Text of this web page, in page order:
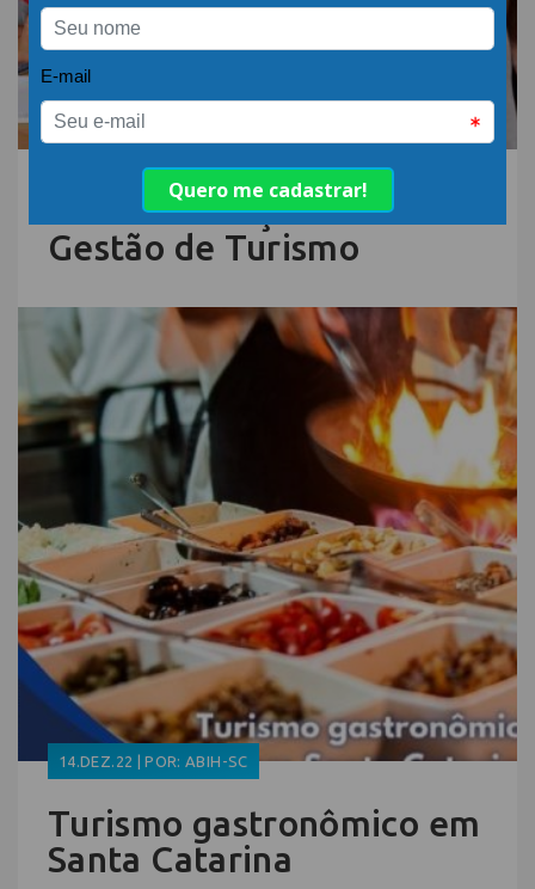
15.DEZ.22 | POR: ABIH-SC
Senac SC lança curso de
Gestão de Turismo
14.DEZ.22 | POR: ABIH-SC
Turismo gastronômico em
Santa Catarina